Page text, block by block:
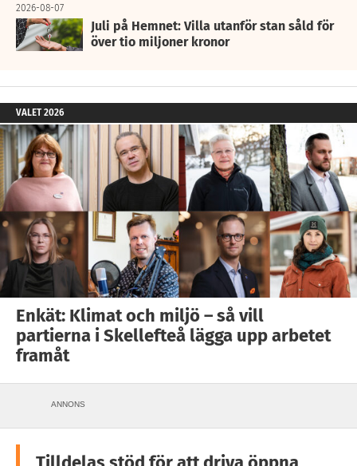
2026-08-07
Juli på Hemnet: Villa utanför stan såld för
över tio miljoner kronor
VALET 2026
Enkät: Klimat och miljö – så vill
partierna i Skellefteå lägga upp arbetet
framåt
ANNONS